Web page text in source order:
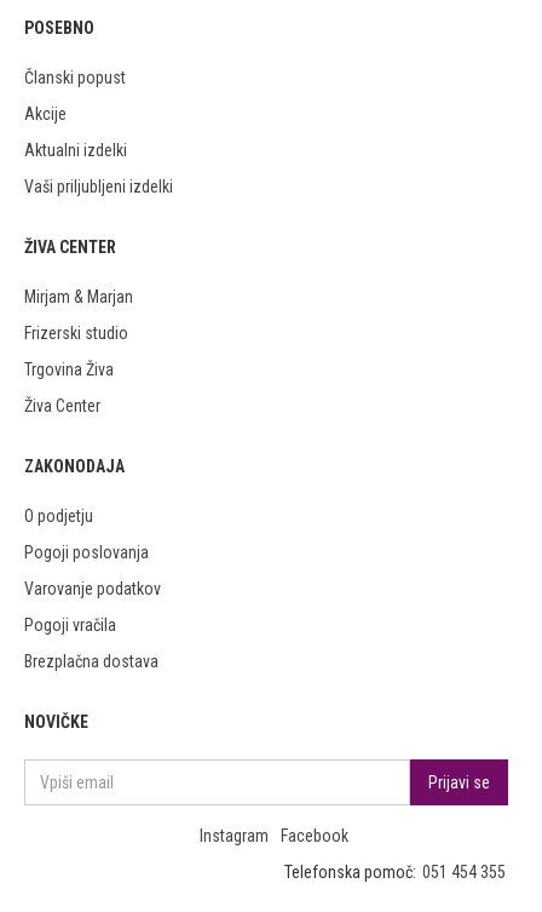
POSEBNO
Članski popust
Akcije
Aktualni izdelki
Vaši priljubljeni izdelki
ŽIVA CENTER
Mirjam & Marjan
Frizerski studio
Trgovina Živa
Živa Center
ZAKONODAJA
O podjetju
Pogoji poslovanja
Varovanje podatkov
Pogoji vračila
Brezplačna dostava
NOVIČKE
Instagram
Facebook
Telefonska pomoč: 051 454 355